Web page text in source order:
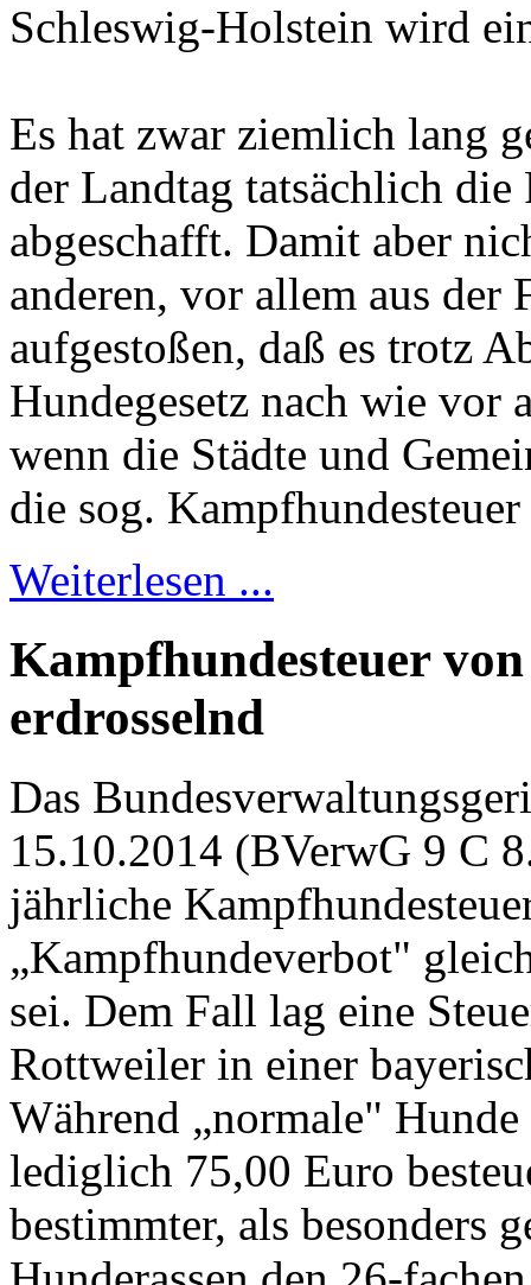
Schleswig-Holstein wird
Es hat zwar ziemlich lang
der Landtag tatsächlich die
abgeschafft. Damit aber
anderen, vor allem aus der
aufgestoßen, daß es trotz
Hundegesetz nach wie vor
wenn die Städte und
die sog.
Weiterlesen ...
Kampfhundesteuer
erdrosselnd
Das
15.10.2014 (BVerwG 9 C
jährliche
„Kampfhundeverbot"
sei. Dem Fall lag eine
Rottweiler in einer
Während „normale"
lediglich 75,00 Euro
bestimmter, als besonders